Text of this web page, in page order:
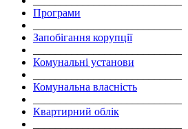
Програми
Запобігання корупції
Комунальні установи
Комунальна власність
Квартирний облік